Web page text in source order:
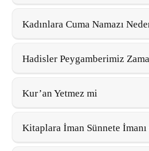
Kadınlara Cuma Namazı
Hadisler Peygamberimiz
Kur’an Yetmez mi
Kitaplara İman Sünnete İmanı